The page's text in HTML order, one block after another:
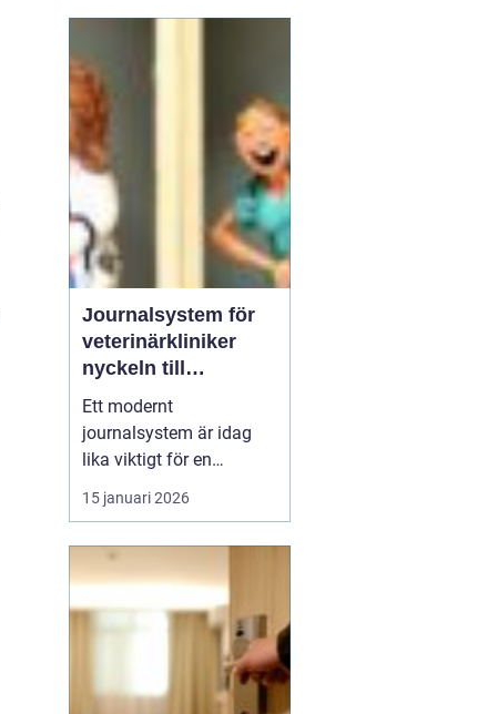
fokus, sammanhållning
och ny energ...
Journalsystem för
veterinärkliniker
nyckeln till
smidigare vardag
och säkrare vård
Ett modernt
journalsystem är idag
lika viktigt för en
veterinärklinik som
röntgenutrustning och
kundkontakt och
administration samlas i
samma digitala flöde blir
arbetet både snabbare
djurägaren märks det
15 januari 2026